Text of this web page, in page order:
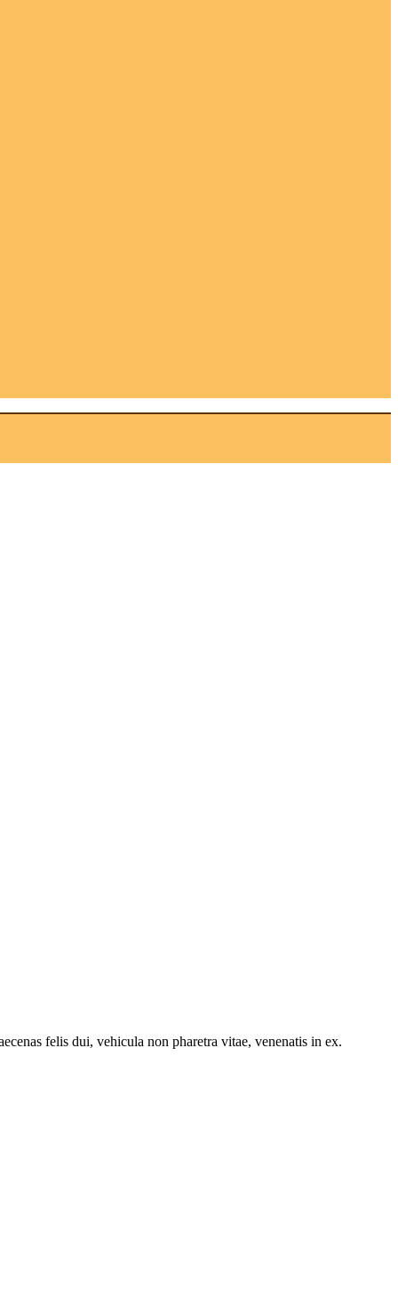
felis dui, vehicula non pharetra vitae, venenatis in ex.